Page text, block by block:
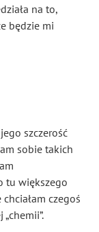
na to,
będzie mi
szczerość
sobie takich
tu większego
czegoś